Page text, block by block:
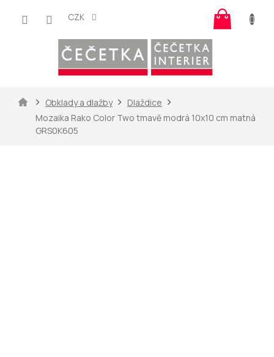
CZK
košík
DomůObklady a dlažby
Dlaždice
Mozaika Rako Color Two tmavě modrá 10x10 cm matná
GRS0K605